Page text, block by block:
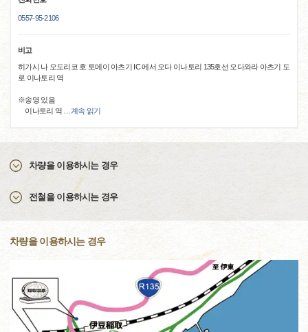
0557-95-2106
비고
히가시 나 오도리코 호 토메이 아츠기 IC 에서 오다 이나토리 135호선 오다와라 아츠기 도
로 이나토리 역
※송영 있음
이나토리 역
계속 읽기
차량을 이용하시는 경우
전철을 이용하시는 경우
차량을 이용하시는 경우